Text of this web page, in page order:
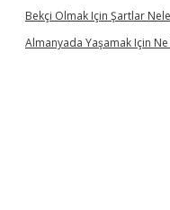
Bekçi Olmak Için Şartlar
Almanyada Yaşamak Için Ne